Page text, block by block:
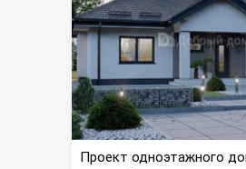
Проект одноэтажного